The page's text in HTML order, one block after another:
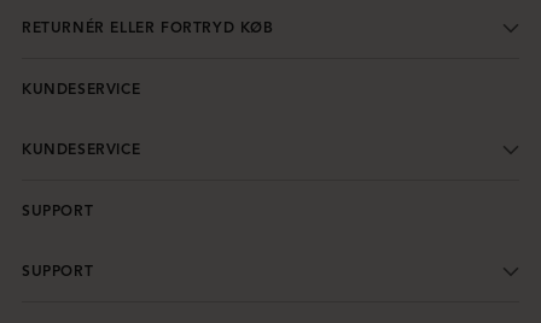
RETURNÉR ELLER FORTRYD KØB
KUNDESERVICE
KUNDESERVICE
SUPPORT
SUPPORT